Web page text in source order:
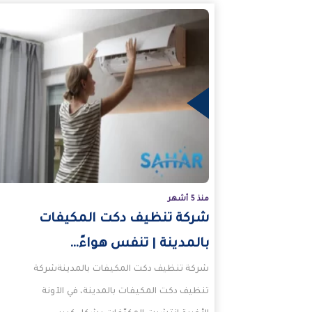
منذ 5 أشهر
شركة تنظيف دكت المكيفات
بالمدينة | تنفس هواءً…
شركة تنظيف دكت المكيفات بالمدينةشركة
تنظيف دكت المكيفات بالمدينة، في الآونة